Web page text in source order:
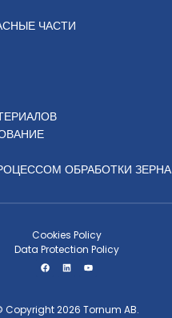
ЧАСТИ
ОБРАБОТКИ ЗЕРНА
Copyright 2026 Tornum AB.
Cookies Policy
Data Protection Policy